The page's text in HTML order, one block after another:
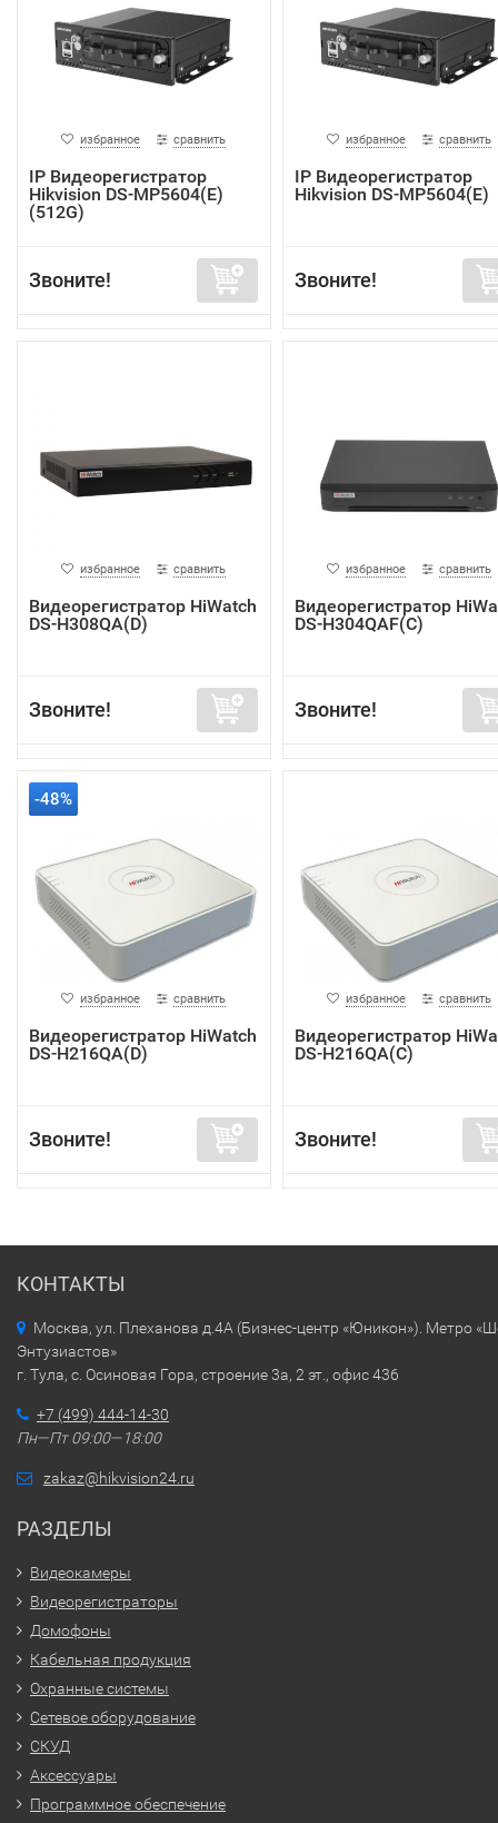
избранное сравнить
IP Видеорегистратор
Hikvision DS-MP5604(E)
(512G)
Звоните!
избранное сравнить
IP Видеорегистратор
Hikvision DS-MP5604(E)
Звоните!
избранное сравнить
Видеорегистратор HiWatch
DS-H308QA(D)
Звоните!
избранное сравнить
Видеорегистратор
DS-H304QAF(C)
Звоните!
-48%
избранное сравнить
Видеорегистратор HiWatch
DS-H216QA(D)
Звоните!
избранное сравнить
Видеорегистратор
DS-H216QA(C)
Звоните!
КОНТАКТЫ
Москва, ул. Плеханова д.4А (Бизнес-центр «Юникон»). Метро
Энтузиастов»
г. Тула, с. Осиновая Гора, строение 3а, 2 эт., офис 436
+7 (499) 444-14-30
Пн—Пт 09:00—18:00
zakaz@hikvision24.ru
РАЗДЕЛЫ
Видеокамеры
Видеорегистраторы
Домофоны
Кабельная продукция
Охранные системы
Сетевое оборудование
СКУД
Аксессуары
Программное обеспечение